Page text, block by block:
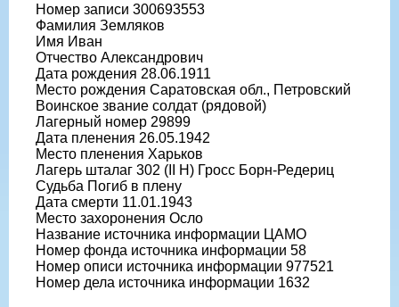
Номер записи 300693553
Фамилия Земляков
Имя Иван
Отчество Александрович
Дата рождения 28.06.1911
Место рождения Саратовская обл., Петровский
Воинское звание солдат (рядовой)
Лагерный номер 29899
Дата пленения 26.05.1942
Место пленения Харьков
Лагерь шталаг 302 (II H) Гросс Борн-Редериц
Судьба Погиб в плену
Дата смерти 11.01.1943
Место захоронения Осло
Название источника информации ЦАМО
Номер фонда источника информации 58
Номер описи источника информации 977521
Номер дела источника информации 1632